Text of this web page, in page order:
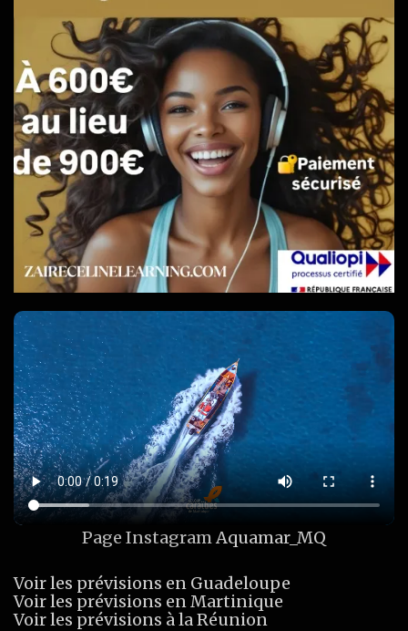
Page InstagramAquamar_MQ
Voir les prévisions en Guadeloupe
Voir les prévisions en Martinique
Voir les prévisions à la Réunion